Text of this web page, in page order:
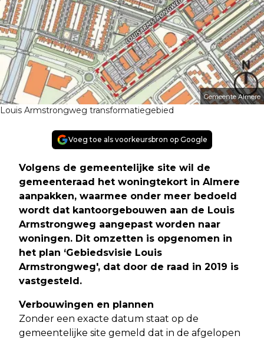
Gemeente Almere
Louis Armstrongweg transformatiegebied
Voeg toe als voorkeursbron op Google
Volgens de gemeentelijke site wil de
gemeenteraad het woningtekort in Almere
aanpakken, waarmee onder meer bedoeld
wordt dat kantoorgebouwen aan de Louis
Armstrongweg aangepast worden naar
woningen. Dit omzetten is opgenomen in
het plan ‘Gebiedsvisie Louis
Armstrongweg', dat door de raad in 2019 is
vastgesteld.
Verbouwingen en plannen
Zonder een exacte datum staat op de
gemeentelijke site gemeld dat in de afgelopen